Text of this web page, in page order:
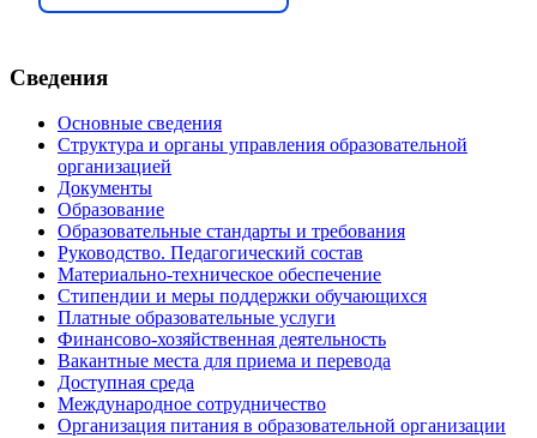
Сведения
Основные сведения
Структура и органы управления образовательной
организацией
Документы
Образование
Образовательные стандарты и требования
Руководство. Педагогический состав
Материально-техническое обеспечение
Стипендии и меры поддержки обучающихся
Платные образовательные услуги
Финансово-хозяйственная деятельность
Вакантные места для приема и перевода
Доступная среда
Международное сотрудничество
Организация питания в образовательной организации